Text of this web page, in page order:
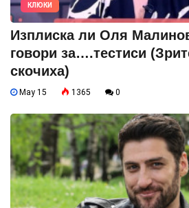
КЛЮКИ
Изплиска ли Оля
говори за….тестиси
скочиха)
May 15 1365 0